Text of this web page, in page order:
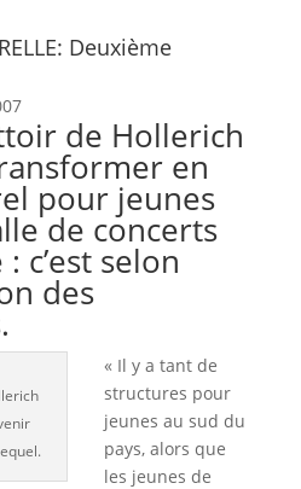
Deuxième
de Hollerich
en
pour jeunes
de concerts
c’est selon
des
« Il y a tant de
structures pour
jeunes au sud du
pays, alors que
les jeunes de